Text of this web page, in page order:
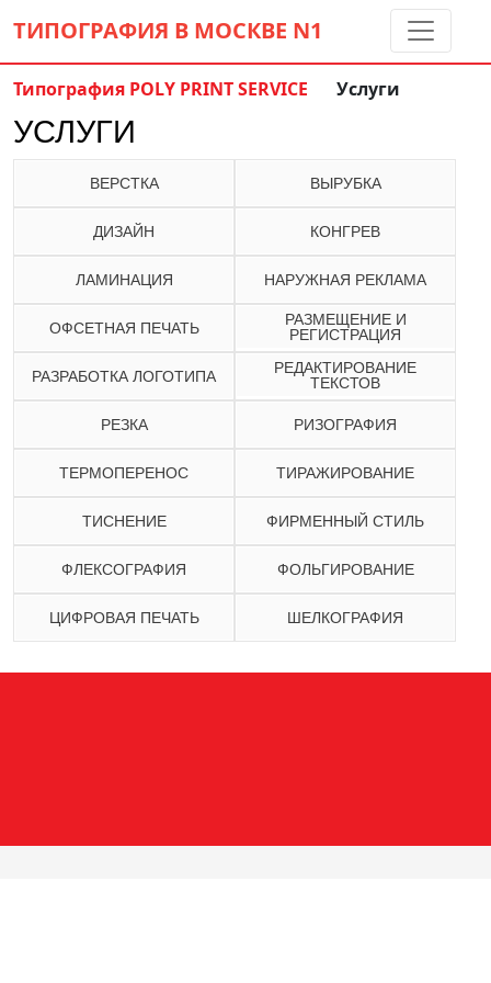
ТИПОГРАФИЯ В МОСКВЕ N1
Контакты:
info@ppsprint.ru 8 495 797-35-59
звоните с 10 до 19 пн-сб
Типография POLY PRINT SERVICE Услуги
УСЛУГИ
ВЕРСТКА ВЫРУБКА
ДИЗАЙН КОНГРЕВ
ЛАМИНАЦИЯ НАРУЖНАЯ РЕКЛАМА
ОФСЕТНАЯ ПЕЧАТЬ
РАЗМЕЩЕНИЕ И
РЕГИСТРАЦИЯ
РАЗРАБОТКА ЛОГОТИПА
РЕДАКТИРОВАНИЕ
ТЕКСТОВ
РЕЗКА РИЗОГРАФИЯ
ТЕРМОПЕРЕНОС ТИРАЖИРОВАНИЕ
ТИСНЕНИЕ ФИРМЕННЫЙ СТИЛЬ
ФЛЕКСОГРАФИЯ ФОЛЬГИРОВАНИЕ
ЦИФРОВАЯ ПЕЧАТЬ ШЕЛКОГРАФИЯ